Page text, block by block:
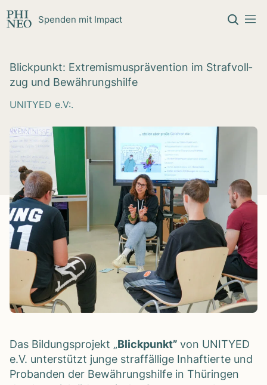
Spenden mit Impact
Blick­punkt: Extre­mis­mus­prä­ven­tion im Straf­voll­
zug und Bewäh­rungs­hilfe
UNITYED e.V:.
Das Bil­dungs­pro­jekt „Blick­punkt” von UNITYED
e.V. unter­stützt junge straf­fäl­lige Inhaf­tierte und
Pro­ban­den der Bewäh­rungs­hilfe in Thü­rin­gen